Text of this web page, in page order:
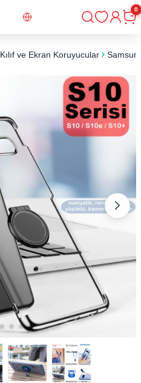
Giriş
0
Kılıf ve Ekran Koruyucular